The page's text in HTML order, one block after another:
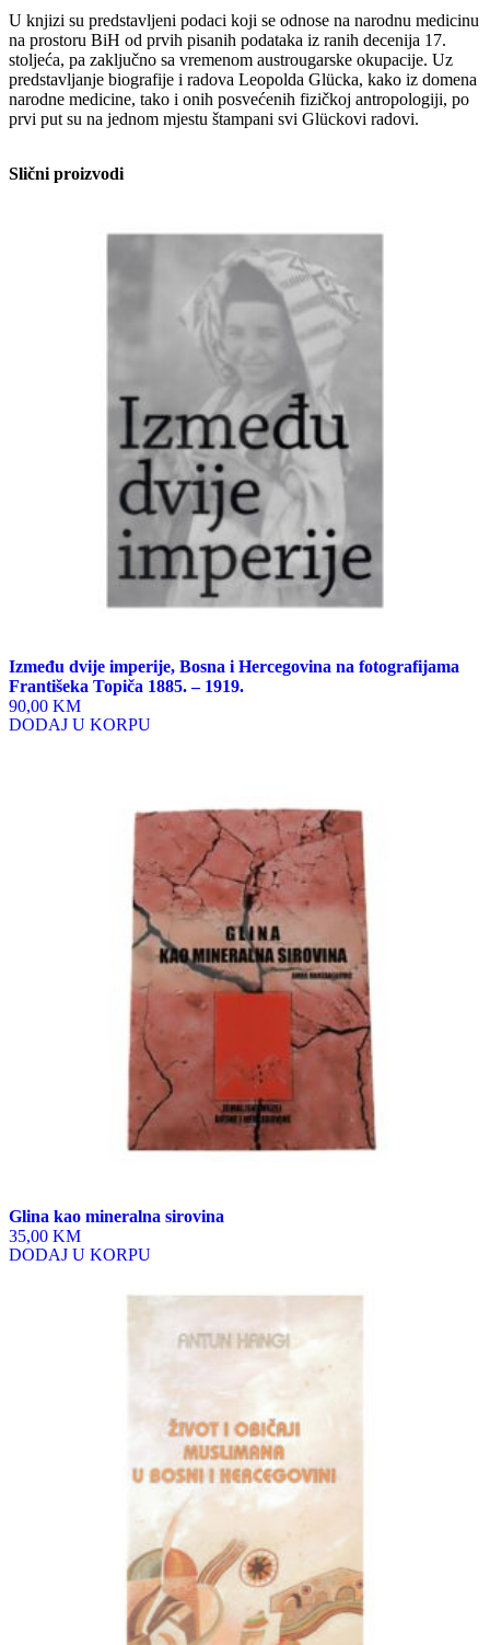
Leopold
Glück
količina
U knjizi su predstavljeni podaci koji se odnose na narodnu medicinu
na prostoru BiH od prvih pisanih podataka iz ranih decenija 17.
stoljeća, pa zaključno sa vremenom austrougarske okupacije. Uz
predstavljanje biografije i radova Leopolda Glücka, kako iz domena
narodne medicine, tako i onih posvećenih fizičkoj antropologiji, po
prvi put su na jednom mjestu štampani svi Glückovi radovi.
Slični proizvodi
Između dvije imperije, Bosna i Hercegovina na fotografijama
Františeka Topiča 1885. – 1919.
90,00 KM
DODAJ U KORPU
Glina kao mineralna sirovina
35,00 KM
DODAJ U KORPU